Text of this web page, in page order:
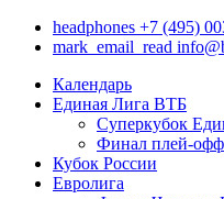
headphones +7 (495)
mark_email_read
Календарь
Единая Лига ВТБ
Суперкубок
Финал плей-
Кубок России
Евролига